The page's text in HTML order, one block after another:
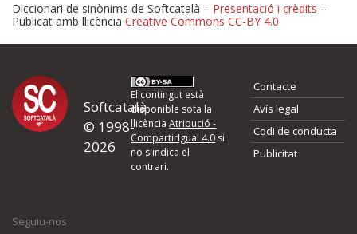
Proposeu-nos millores o
d'errors
Si heu trobat un error o voleu proposar alguna millora, ompliu els
quina és la millora que proposeu o l'error del qual voleu informar-
Diccionari de sinònims de Softcatalà – Presentació i crèdits –
Publicat amb llicència Creative Commons CC-BY 4.0
Softcatalà
© 1998-
2026
El contingut està
disponible sota la
llicènciaAtribució -
CompartirIgual 4.0 si
no s'indica el
contrari.
Contacte
Avís legal
Codi de conducta
Publicitat
Seguiu-nos